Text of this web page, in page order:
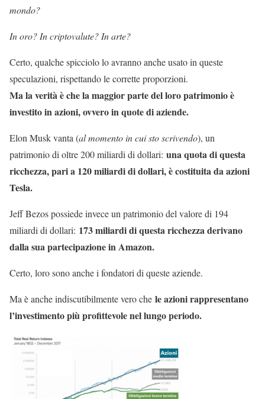
mondo?
In oro? In criptovalute? In arte?
Certo, qualche spicciolo lo avranno anche usato in queste
speculazioni, rispettando le corrette proporzioni.
Ma la verità è che la maggior parte del loro patrimonio è
investito in azioni, ovvero in quote di aziende.
Elon Musk vanta (al momento in cui sto scrivendo), un
patrimonio di oltre 200 miliardi di dollari: una quota di questa
ricchezza, pari a 120 miliardi di dollari, è costituita da azioni
Tesla.
Jeff Bezos possiede invece un patrimonio del valore di 194
miliardi di dollari: 173 miliardi di questa ricchezza derivano
dalla sua partecipazione in Amazon.
Certo, loro sono anche i fondatori di queste aziende.
Ma è anche indiscutibilmente vero che le azioni rappresentano
l’investimento più profittevole nel lungo periodo.